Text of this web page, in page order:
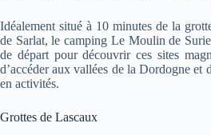
Idéalement situé à 10 minutes de la
de Sarlat, le camping Le Moulin de
de départ pour découvrir ces sites
d’accéder aux vallées de la Dordogne et
en activités.
Grottes de Lascaux